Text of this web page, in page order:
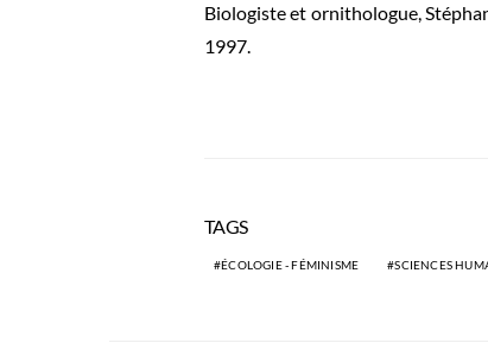
Biologiste et ornithologue,
1997.
TAGS
ÉCOLOGIE - FÉMINISME SCIENCES